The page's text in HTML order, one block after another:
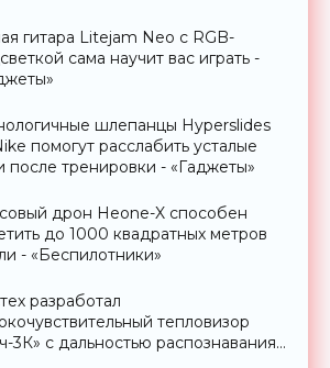
гитара Litejam Neo с RGB-
сама научит вас играть -
шлепанцы Hyperslides
помогут расслабить усталые
после тренировки - «Гаджеты»
дрон Heone-X способен
до 1000 квадратных метров
- «Беспилотники»
разработал
тепловизор
3К» с дальностью распознавания